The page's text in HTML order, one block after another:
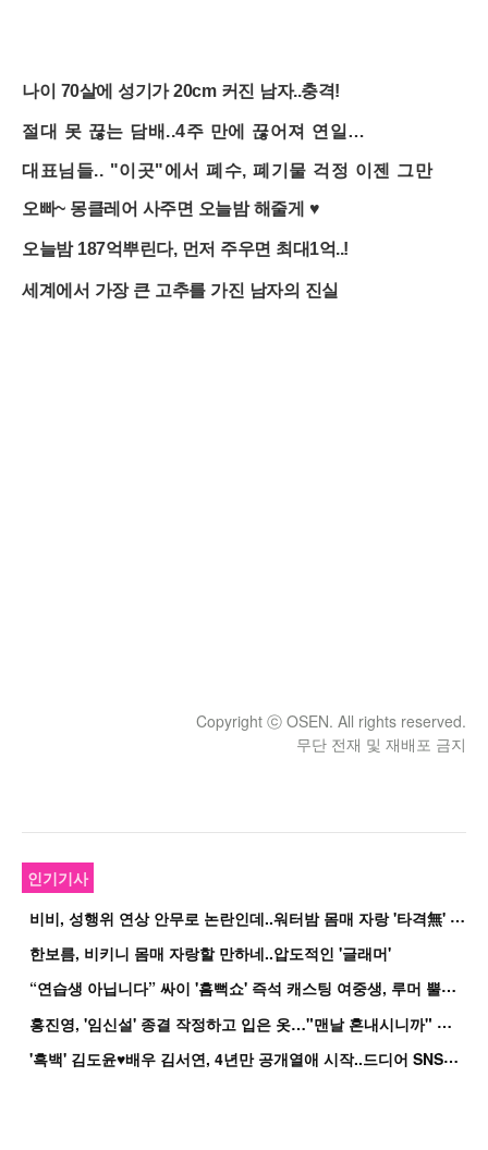
Copyright ⓒ OSEN. All rights reserved.
무단 전재 및 재배포 금지
인기기사
비
비, 성행위 연상 안무로 논란인데..워터밤 몸매 자랑 '타격無' 근황
한보름, 비키니 몸매 자랑할 만하네..압도적인 '글래머'
“
연습생 아닙니다” 싸이 '흠뻑쇼' 즉석 캐스팅 여중생, 루머 뿔났다[Oh!쎈 이...
홍
진영, '임신설' 종결 작정하고 입은 옷…"맨날 혼내시니까" 억울
'
흑백' 김도윤♥배우 김서연, 4년만 공개열애 시작..드디어 SNS에 노출 [핫피...